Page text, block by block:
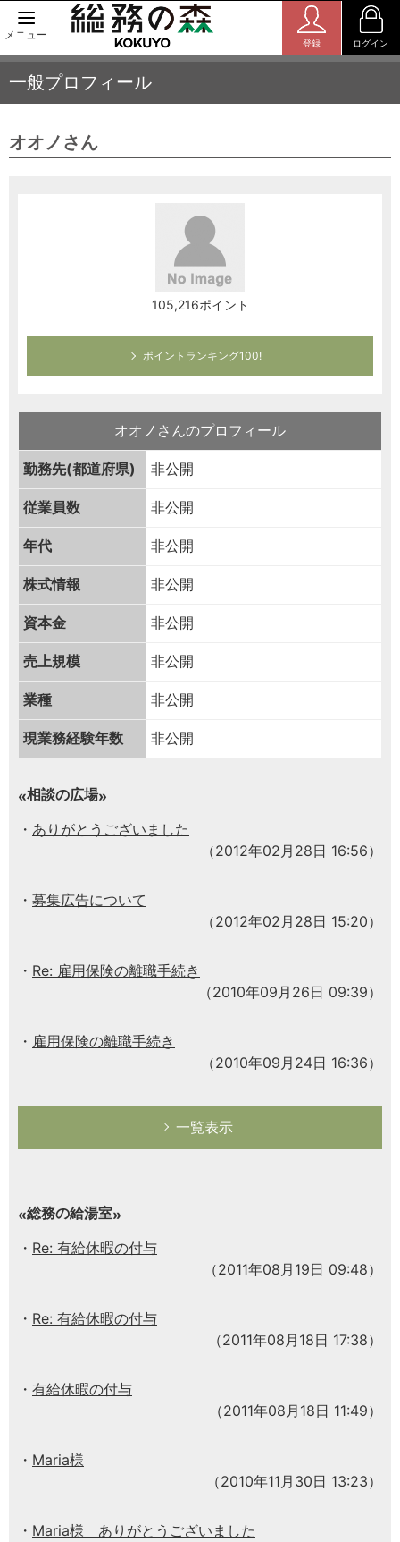
メニュー
登録 ログイン
一般プロフィール
オオノさん
105,216ポイント
ポイントランキング100!
オオノさんのプロフィール
勤務先(都道府県) 非公開
従業員数 非公開
年代 非公開
株式情報 非公開
資本金 非公開
売上規模 非公開
業種 非公開
現業務経験年数 非公開
相談の広場
ありがとうございました
（2012年02月28日 16:56）
募集広告について
（2012年02月28日 15:20）
Re: 雇用保険の離職手続き
（2010年09月26日 09:39）
雇用保険の離職手続き
（2010年09月24日 16:36）
一覧表示
総務の給湯室
Re: 有給休暇の付与
（2011年08月19日 09:48）
Re: 有給休暇の付与
（2011年08月18日 17:38）
有給休暇の付与
（2011年08月18日 11:49）
Maria様
（2010年11月30日 13:23）
Maria様 ありがとうございました